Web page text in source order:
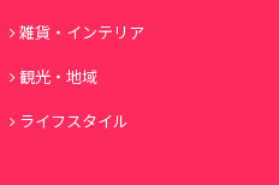
雑貨・インテリア
観光・地域
ライフスタイル